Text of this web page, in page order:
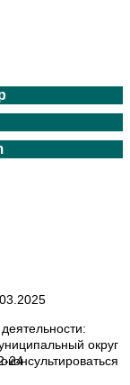
округ
24